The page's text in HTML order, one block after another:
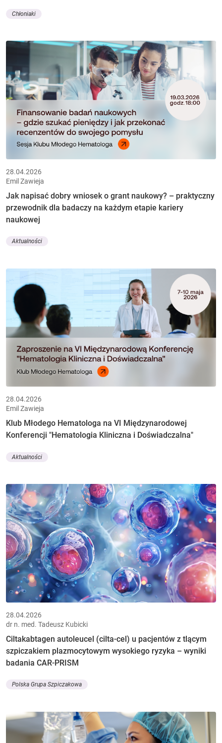
Chłoniaki
28.04.2026
Emil Zawieja
Jak napisać dobry wniosek o grant naukowy? – praktyczny
przewodnik dla badaczy na każdym etapie kariery
naukowej
Aktualności
28.04.2026
Emil Zawieja
Klub Młodego Hematologa na VI Międzynarodowej
Konferencji "Hematologia Kliniczna i Doświadczalna"
Aktualności
28.04.2026
dr n. med. Tadeusz Kubicki
Ciltakabtagen autoleucel (cilta-cel) u pacjentów z tlącym
szpiczakiem plazmocytowym wysokiego ryzyka – wyniki
badania CAR-PRISM
Polska Grupa Szpiczakowa